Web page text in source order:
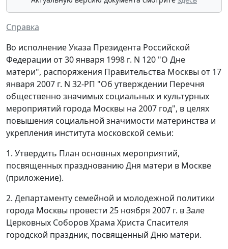
Справка
Во исполнение Указа Президента Российской
Федерации от 30 января 1998 г. N 120 "О Дне
матери", распоряжения Правительства Москвы от 17
января 2007 г. N 32-РП "Об утверждении Перечня
общественно значимых социальных и культурных
мероприятий города Москвы на 2007 год", в целях
повышения социальной значимости материнства и
укрепления института московской семьи:
1. Утвердить План основных мероприятий,
посвященных празднованию Дня матери в Москве
(приложение).
2. Департаменту семейной и молодежной политики
города Москвы провести 25 ноября 2007 г. в Зале
Церковных Соборов Храма Христа Спасителя
городской праздник, посвященный Дню матери.